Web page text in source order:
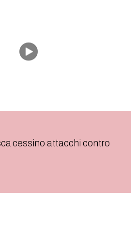
cessino attacchi contro